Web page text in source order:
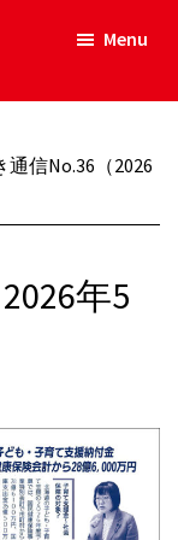
Menu
通信No.36（2026
年5